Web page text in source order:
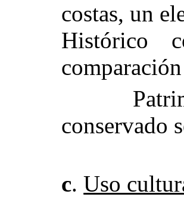
costas, un
Histórico
conservado
c.Uso